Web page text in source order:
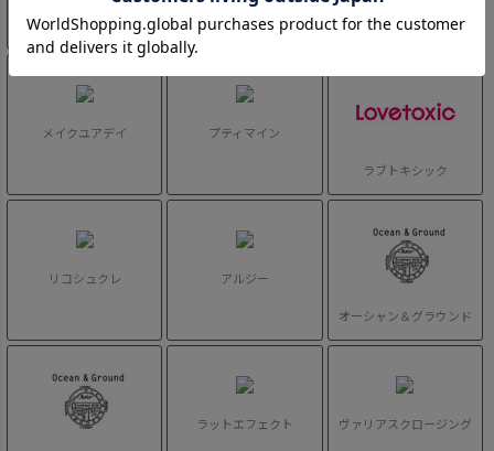
ラペン
メイクユアデイ プティマイン
ラブトキシック
リコシュクレ アルジー
オーシャン＆グラウンド
ラットエフェクト ヴァリアスクロージング